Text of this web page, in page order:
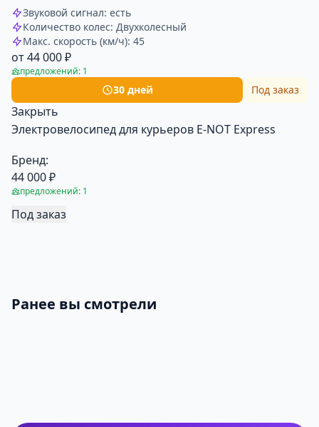
Звуковой сигнал: есть
Количество колес: Двухколесный
Макс. скорость (км/ч): 45
от 44 000 ₽
предложений: 1
30 дней Под заказ
Закрыть
Электровелосипед для курьеров E-NOT Express
Бренд:
44 000 ₽
предложений: 1
Под заказ
Ранее вы смотрели